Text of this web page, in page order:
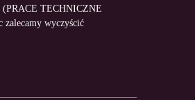
(PRACE TECHNICZNE
wyczyścić